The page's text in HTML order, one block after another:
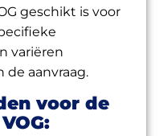
geschikt is voor
variëren
de aanvraag.
voor de